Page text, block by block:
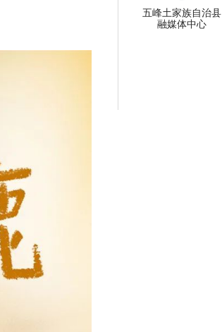
五峰土家族自治县
融媒体中心